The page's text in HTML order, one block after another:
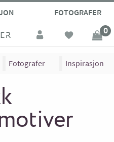
FOTOGRAFER
0
Fotografer Inspirasjon